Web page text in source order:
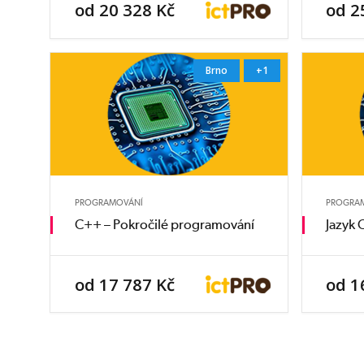
od 20 328 Kč od
Brno +1
PROGRAMOVÁNÍ
C++ – Pokročilé programování
od 17 787 Kč
Jazyk
od